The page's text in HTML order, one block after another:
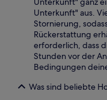
Unterkunft" aus.
Stornierung,
Rückerstattung
erforderlich, dass
Stunden vor der
Bedingungen
Was sind beliebte